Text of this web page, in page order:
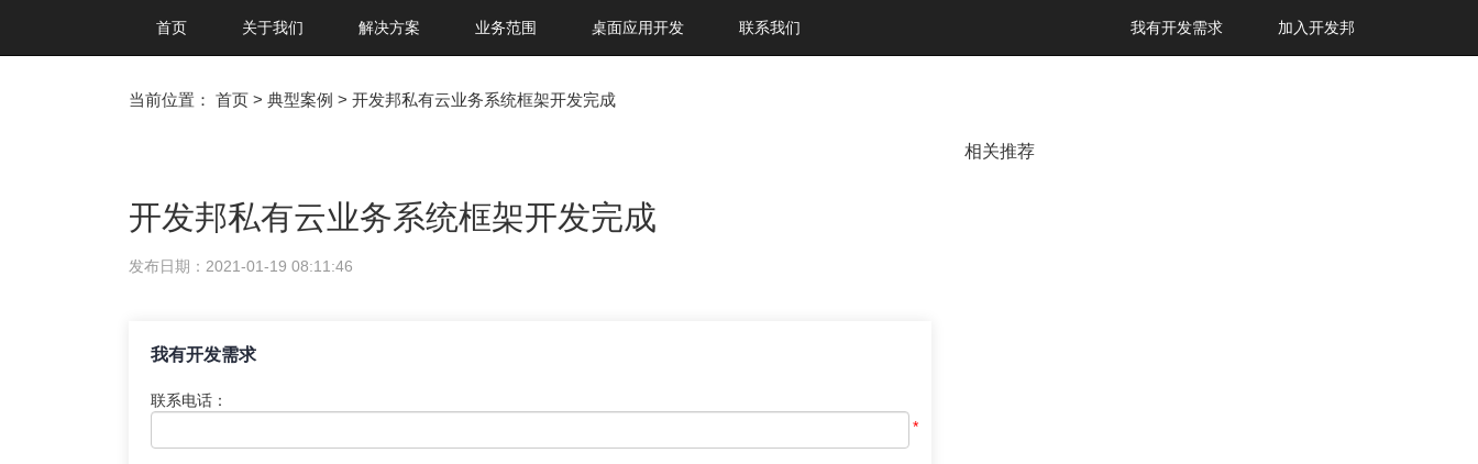
首页 关于我们 解决方案 业务范围 桌面应用开发 联系我们 我有开发需求 加入开发邦
当前位置： 首页 > 典型案例 > 开发邦私有云业务系统框架开发完成
开发邦私有云业务系统框架开发完成
发布日期：2021-01-19 08:11:46
我有开发需求
联系电话：
*
相关推荐